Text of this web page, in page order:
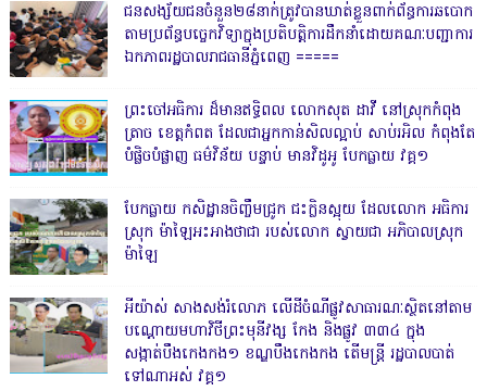
ជនសង្ស័យជនចំនួន២៨នាក់ត្រូវបានឃាត់ខ្លួនពាក់ព័ន្ធការឆបោក
តាមប្រព័ន្ធបច្ចេកវិទ្យាក្នុងប្រតិបត្តិការដឹកនាំដោយគណៈបញ្ជាការ
ឯកភាពរដ្ឋបាលរាជធានីភ្នំពេញ ‎=====
ព្រះចៅអធិការ ដ៏មានឥទ្ធិពល លោកសុត ដាវី នៅស្រុកកំពុង
ត្រាច ខេត្តកំពត ដែលជាអ្នកកាន់សិលល្អាប់ សាប់រអិល កំពុងតែ
បំផ្លិចបំផ្លាញ ធម៌វិន័យ បន្ទាប់ មានវិដូអូ បែកធ្លាយ វគ្គ១
បែកធ្លាយ កសិដ្ឋានចិញ្ចឹមជ្រូក ជះក្លិនស្អុយ ដែលលោក អធិការ
ស្រុក ម៉ាឡៃអះអាងថាជា របស់លោក ស្វាយជា អភិបាលស្រុក
ម៉ាឡៃ
អីយ៉ាស់ សាងសង់រំលោភ លើដីចំណីផ្លូវសាធារណៈស្ថិតនៅតាម
បណ្ដោយមហាវិថីព្រះមុនីវង្ស កែង និងផ្លូវ ៣៣៤ ក្នុង
សង្កាត់បឹងកេងកង១ ខណ្ឌបឹងកេងកង តើមន្ត្រី រដ្ឋបាលបាត់
ទៅណាអស់ វគ្គ១